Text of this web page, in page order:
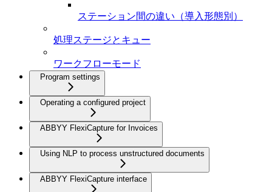
ステーション間の違い（導入形態別）
処理ステージとキュー
ワークフローモード
Program settings
Operating a configured project
ABBYY FlexiCapture for Invoices
Using NLP to process unstructured documents
ABBYY FlexiCapture interface